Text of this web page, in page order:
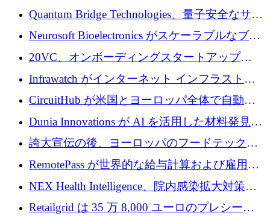
ラットフォームを拡大するために 4,000 万ド
ルを調達
Quantum Bridge Technologies、量子安全なサイ
バーセキュリティ インフラストラクチャの拡
Neurosoft Bioelectronics がスケーラブルなブレ
イン コンピューター インターフェイスのため
に 750 万ドルを調達
20VC、オンボーディングスタートアップ
Prelude へのシリーズ A 投資で 2,000 万ドルを
Infrawatch がインターネット インフラストラ
クチャ インテリジェンス向けに 300 万ドルの
プレシードを確保
CircuitHub が米国とヨーロッパ全体で自動電
子機器製造を拡大するために 2,800 万ドルを
Dunia Innovations が AI を活用した材料発見を
産業化するために 2 億 8,000 万ユーロのベル
リン GigaLab を発表
誇大宣伝の後、ヨーロッパのフードテックセ
クターはファンダメンタルズを中心に再構築
RemotePass が世界的な給与計算および雇用プ
ラットフォームを拡大するために 1,740 万ド
NEX Health Intelligence、院内感染拡大対策に
100万ユーロを確保
Retailgrid は 35 万 8,000 ユーロのプレシード